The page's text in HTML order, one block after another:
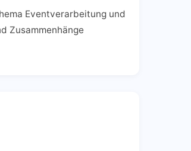
Eventverarbeitung und
Zusammenhänge